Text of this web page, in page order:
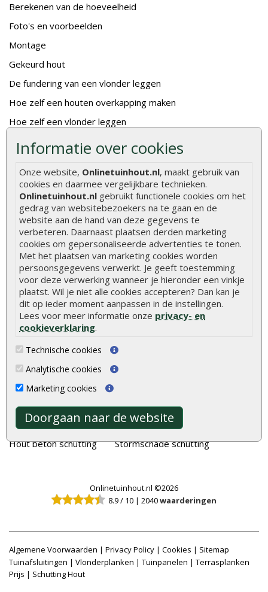
Informatie over cookies
Onze website, Onlinetuinhout.nl, maakt gebruik van
cookies en daarmee vergelijkbare technieken.
Onlinetuinhout.nl gebruikt functionele cookies om het
gedrag van websitebezoekers na te gaan en de
website aan de hand van deze gegevens te
verbeteren. Daarnaast plaatsen derden marketing
cookies om gepersonaliseerde advertenties te tonen.
Met het plaatsen van marketing cookies worden
persoonsgegevens verwerkt. Je geeft toestemming
voor deze verwerking wanneer je hieronder een vinkje
plaatst. Wil je niet alle cookies accepteren? Dan kan je
dit op ieder moment aanpassen in de instellingen.
Lees voor meer informatie onze privacy- en
cookieverklaring.
Technische cookies
Analytische cookies
Marketing cookies
Doorgaan naar de website
Berekenen van de hoeveelheid
Foto's en voorbeelden
Montage
Gekeurd hout
De fundering van een vlonder leggen
Hoe zelf een houten overkapping maken
Hoe zelf een vlonder leggen
Hoe betonpaal plaatsen
De 9 beste tuinschermen van Onlinetuinhout.nl
Stijlvolle houtsoorten voor in de tuin
Duurzame tuin
Welke palen voor een schapenhek
Alle populaire categorieën
Tuinhout
Schutting
Vlonderplanken
Tuinpalen
Tuinhekken
Tuinhuizen
Blokhutten
Overkappingen
Hout beton schutting
Tuindeuren
Tuinschermen
Steigerplanken
Douglas hout
Aanbiedingen
Merken
Stormschade schutting
Onlinetuinhout.nl ©2026
8.9/ 10 | 2040waarderingen
Algemene Voorwaarden | Privacy Policy | Cookies | Sitemap
Tuinafsluitingen | Vlonderplanken | Tuinpanelen | Terrasplanken
Prijs | Schutting Hout